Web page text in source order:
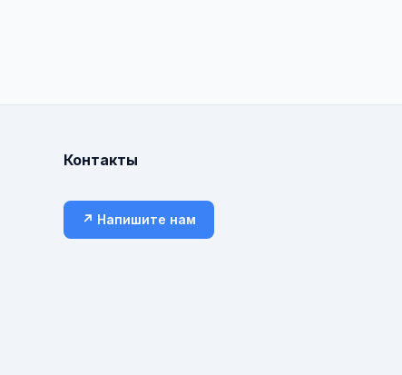
Контакты
↗ Напишите нам